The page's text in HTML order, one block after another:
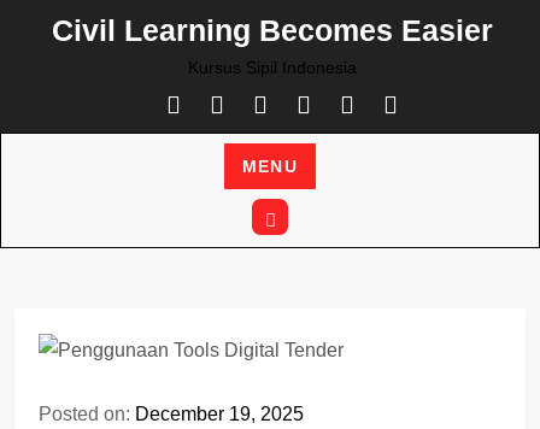
Civil Learning Becomes Easier
Kursus Sipil Indonesia
MENU
Posted on: December 19, 2025